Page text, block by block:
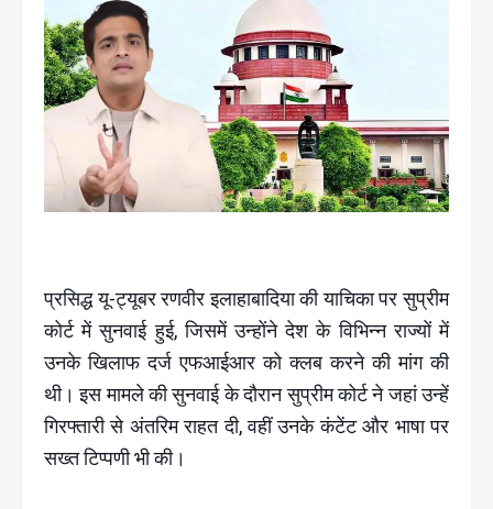
प्रसिद्ध यू-ट्यूबर रणवीर इलाहाबादिया की याचिका पर सुप्रीम
कोर्ट में सुनवाई हुई, जिसमें उन्होंने देश के विभिन्न राज्यों में
उनके खिलाफ दर्ज एफआईआर को क्लब करने की मांग की
थी। इस मामले की सुनवाई के दौरान सुप्रीम कोर्ट ने जहां उन्हें
गिरफ्तारी से अंतरिम राहत दी, वहीं उनके कंटेंट और भाषा पर
सख्त टिप्पणी भी की।